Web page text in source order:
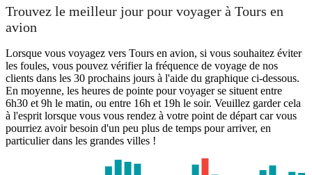
Trouvez le meilleur jour pour voyager à Tours en
avion
Lorsque vous voyagez vers Tours en avion, si vous souhaitez éviter
les foules, vous pouvez vérifier la fréquence de voyage de nos
clients dans les 30 prochains jours à l'aide du graphique ci-dessous.
En moyenne, les heures de pointe pour voyager se situent entre
6h30 et 9h le matin, ou entre 16h et 19h le soir. Veuillez garder cela
à l'esprit lorsque vous vous rendez à votre point de départ car vous
pourriez avoir besoin d'un peu plus de temps pour arriver, en
particulier dans les grandes villes !